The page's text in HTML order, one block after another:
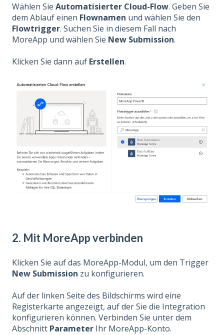
Wählen Sie Automatisierter Cloud-Flow. Geben Sie
dem Ablauf einen Flownamen und wählen Sie den
Flowtrigger. Suchen Sie in diesem Fall nach
MoreApp und wählen Sie New Submission.
Klicken Sie dann auf Erstellen.
2. Mit MoreApp verbinden
Klicken Sie auf das MoreApp-Modul, um den Trigger
New Submission zu konfigurieren.
Auf der linken Seite des Bildschirms wird eine
Registerkarte angezeigt, auf der Sie die Integration
konfigurieren können. Verbinden Sie unter dem
Abschnitt Parameter Ihr MoreApp-Konto.